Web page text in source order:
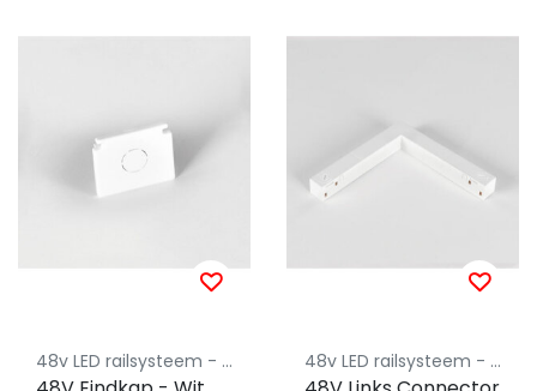
48v LED railsysteem - Powergear 48v LED railsysteem - Powergear